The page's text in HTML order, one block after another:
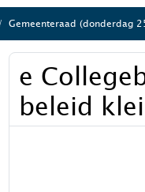
Gemeenteraad (donderdag
e
beleid